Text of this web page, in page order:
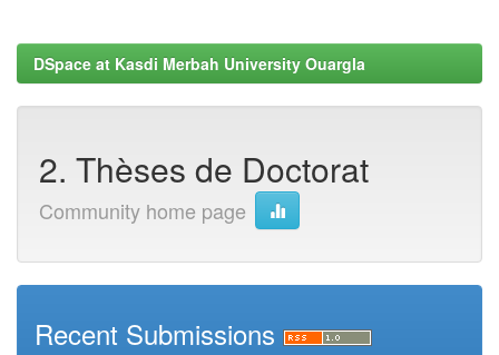
DSpace at Kasdi Merbah University Ouargla
2. Thèses de Doctorat
Community home page
Recent Submissions